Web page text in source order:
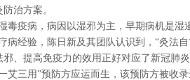
治方案。
毒疫病，病因以湿邪为主，早期病机是湿
病经验，陈日新及其团队认识到，“灸法
、提高免疫力的效用正好对应了新冠肺
艾三用”预防方应运而生，该预防方被收